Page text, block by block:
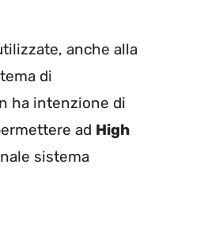
anche alla
di
ha intenzione di
ad High
sistema